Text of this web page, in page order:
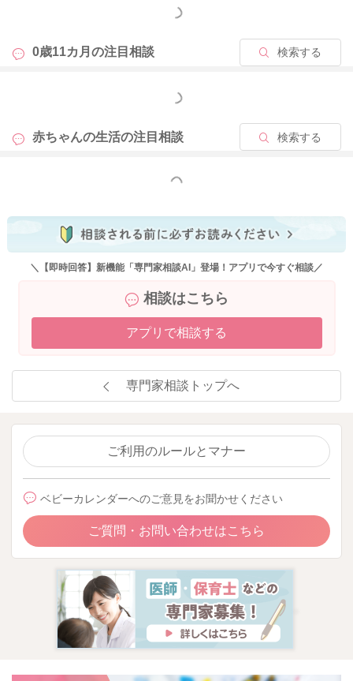
もっと見る
0歳11カ月の注目相談 検索する
もっと見る
赤ちゃんの生活の注目相談 検索する
もっと見る
＼【即時回答】新機能「専門家相談AI」登場！アプリで今すぐ相談／
相談はこちら
アプリで相談する
専門家相談トップへ
ご利用のルールとマナー
ベビーカレンダーへのご意見をお聞かせください
ご質問・お問い合わせはこちら